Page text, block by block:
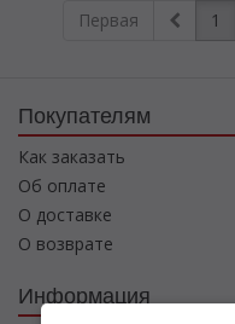
Первая 1
Покупателям
Как заказать
Об оплате
О доставке
О возврате
Информация